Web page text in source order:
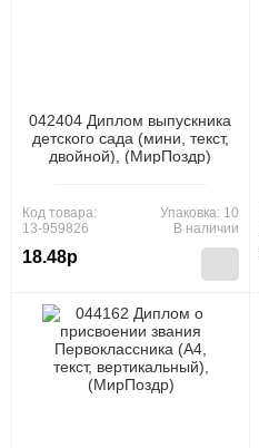
042404 Диплом выпускника
детского сада (мини, текст,
двойной), (МирПоздр)
Код товара:
13-959826
18.48р
Упаковка: 10
В наличии